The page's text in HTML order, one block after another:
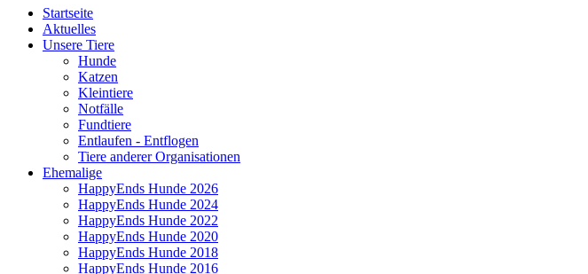
Startseite
Aktuelles
Unsere Tiere
Hunde
Katzen
Kleintiere
Notfälle
Fundtiere
Entlaufen - Entflogen
Tiere anderer Organisationen
Ehemalige
HappyEnds Hunde 2026
HappyEnds Hunde 2024
HappyEnds Hunde 2022
HappyEnds Hunde 2020
HappyEnds Hunde 2018
HappyEnds Hunde 2016